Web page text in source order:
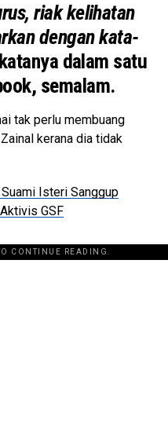
riak kelihatan
dengan kata-
dalam satu
semalam.
tak perlu membuang
kerana dia tidak
Isteri Sanggup
GSF
CONTINUE READING.